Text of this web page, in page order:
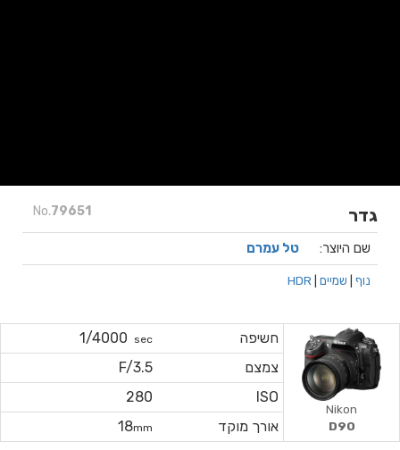
No.79651 גדר
שם היוצר: טל עמרם
נוף שמיים HDR
חשיפה sec
1/4000
צמצם
F/3.5
ISO
280
אורך מוקד
18mm
Nikon
D90